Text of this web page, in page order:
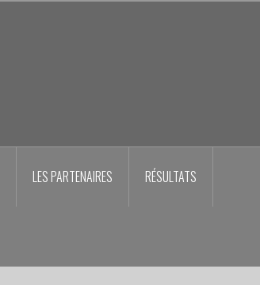
LES PARTENAIRES RÉSULTATS